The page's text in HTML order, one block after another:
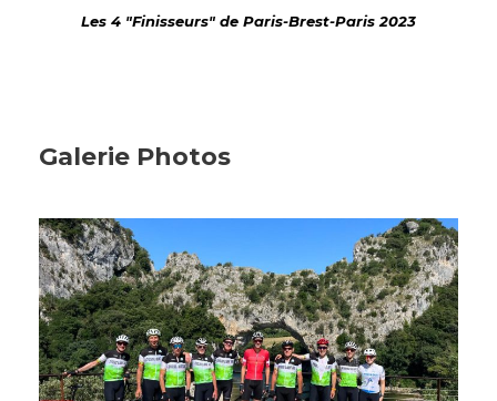
Les 4 "Finisseurs" de Paris-Brest-Paris 2023
Galerie Photos
A TRAVERS L’ARDÈCHE ET LE
VERCORS